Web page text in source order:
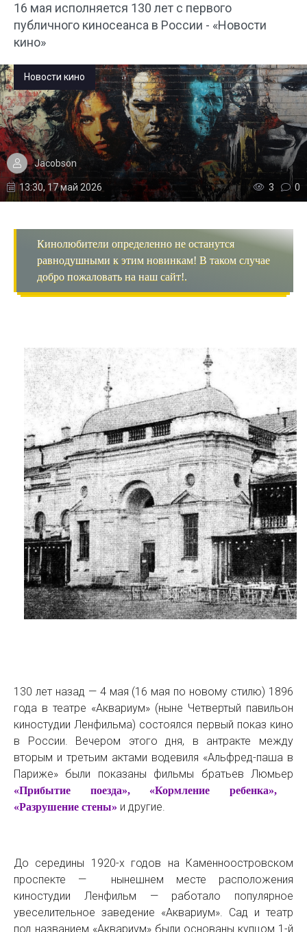
16 мая исполняется 130 лет с первого
публичного киносеанса в России - «Новости
кино»
Новости кино
Jacobson
13:30, 17 май 2026 3 0
Кинолюбители определенно не останутся
равнодушными к этим новинкам! В таком случае
добро пожаловать на наш сайт!.
130 лет назад — 4 мая (16 мая по новому стилю) 1896
года в театре «Аквариум» (ныне Четвертый павильон
киностудии Ленфильма) состоялся первый показ кино
в России. Вечером этого дня, в антракте между
вторым и третьим актами водевиля «Альфред-паша в
Париже» были показаны фильмы братьев Люмьер
«Прибытие поезда», «Кормление ребенка»,
«Разрушение стены» и другие.
До середины 1920-х годов на Каменноостровском
проспекте — нынешнем месте расположения
киностудии Ленфильм — работало популярное
увеселительное заведение «Аквариум». Сад и театр
под названием «Аквариум» были основаны купцом 1-й